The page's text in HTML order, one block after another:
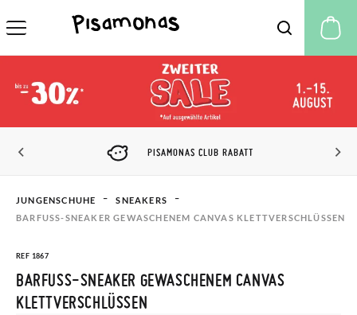
PISAMONAS CLUB RABATT
JUNGENSCHUHE
SNEAKERS
BARFUSS-SNEAKER GEWASCHENEM CANVAS KLETTVERSCHLÜSSEN
REF 1867
BARFUSS-SNEAKER GEWASCHENEM CANVAS K
LETTVERSCHLÜSSEN